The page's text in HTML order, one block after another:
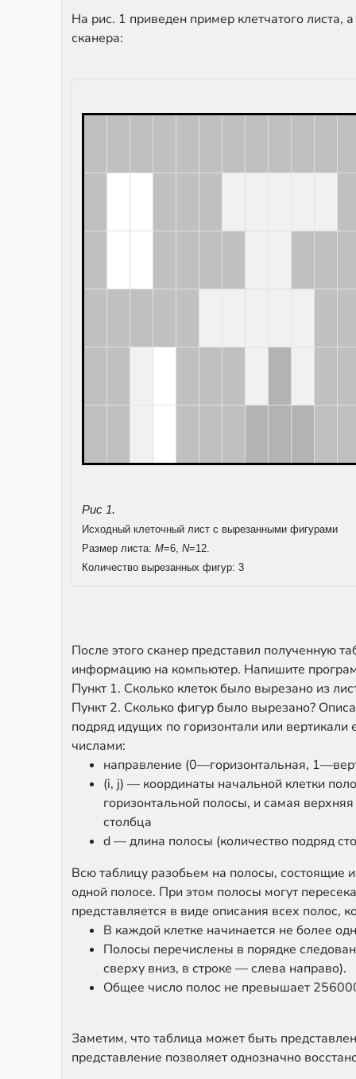
На рис. 1 приведен пример клетчатого
сканера:
Рис 1.
Исходный клеточный лист с вырезанными фигурами
Размер листа: M=6, N=12.
Количество вырезанных фигур: 3
После этого сканер представил полученную
информацию на компьютер. Напишите
Пункт 1. Сколько клеток было вырезано из
Пункт 2. Сколько фигур было вырезано?
подряд идущих по горизонтали или
числами:
направление (0—горизонтальная,
(i, j) — координаты начальной клетки
горизонтальной полосы, и самая
столбца
d — длина полосы (количество подряд
Всю таблицу разобьем на полосы, состоящие
одной полосе. При этом полосы могут
представляется в виде описания всех полос,
В каждой клетке начинается не более
Полосы перечислены в порядке
сверху вниз, в строке — слева направо).
Общее число полос не превышает
Заметим, что таблица может быть
представление позволяет однозначно